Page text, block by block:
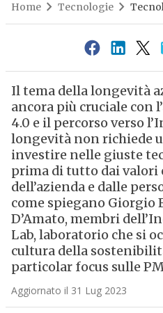
Home Tecnologie
Il tema della longevità
ancora più cruciale con
4.0 e il percorso verso
longevità non richiede
investire nelle giuste
prima di tutto dai valori
dell’azienda e dalle
come spiegano
D’Amato, membri
Lab, laboratorio che si
cultura della
particolar focus sulle
Aggiornato il 31 Lug 2023